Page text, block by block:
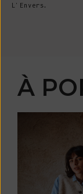
L'Envers.
À